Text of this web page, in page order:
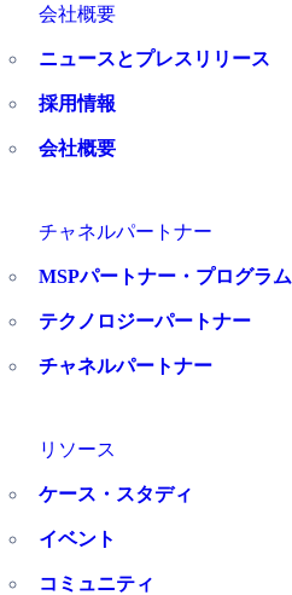
会社概要
ニュースとプレスリリース
採用情報
会社概要
チャネルパートナー
MSPパートナー・プログラム
テクノロジーパートナー
チャネルパートナー
リソース
ケース・スタディ
イベント
コミュニティ